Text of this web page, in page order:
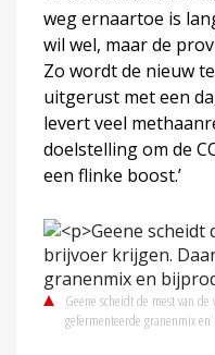
weg ernaartoe is
wil wel, maar de
Zo wordt de nieuw
uitgerust met een
levert veel
doelstelling om de
een flinke boost.’
Geene scheidt de mest van
gefermenteerde granenmix